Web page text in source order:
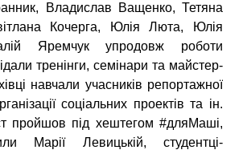
Владислав Ващенко, Тетяна
Кочерга, Юлія Люта, Юлія
Яремчук упродовж роботи
тренінги, семінари та майстер-
навчали учасників репортажної
соціальних проектів та ін.
пройшов під хештегом #дляМаші,
Марії Левицькій, студентці-